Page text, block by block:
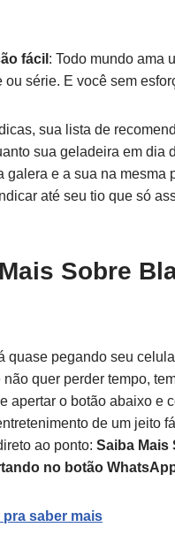
fácil : Todo mundo ama
ou série. E você sem
sua lista de
sua geladeira em dia
galera e a sua na mesma
até seu tio que só
Sobre
quase pegando seu
quer perder tempo,
apertar o botão abaixo e
de um jeito
ao ponto: Saiba Mais
no botão
saber mais